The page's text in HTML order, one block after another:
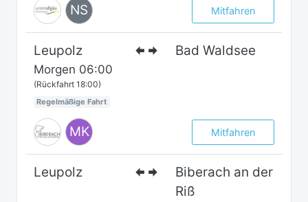
NS Mitfahren
Leupolz Bad Waldsee
Morgen 06:00
(Rückfahrt 18:00)
Regelmäßige Fahrt
MK Mitfahren
Leupolz
Biberach an der
Riß